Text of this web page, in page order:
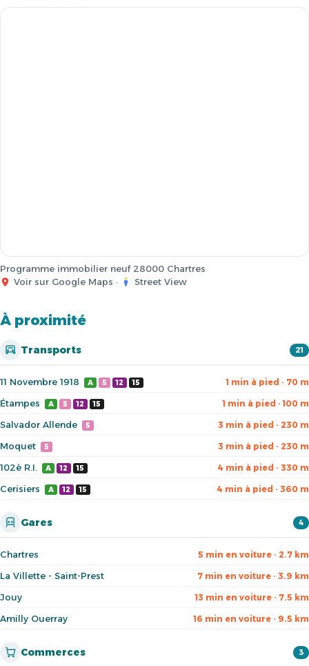
Programme immobilier neuf 28000 Chartres
Voir sur Google Maps · Street View
À proximité
Transports 21
11 Novembre 1918 A 5 12 15 1 min à pied · 70 m
Étampes A 5 12 15 1 min à pied · 100 m
Salvador Allende 5 3 min à pied · 230 m
Moquet 5 3 min à pied · 230 m
102è R.I. A 12 15 4 min à pied · 330 m
Cerisiers A 12 15 4 min à pied · 360 m
Gares 4
Chartres 5 min en voiture · 2.7 km
La Villette - Saint-Prest 7 min en voiture · 3.9 km
Jouy 13 min en voiture · 7.5 km
Amilly Ouerray 16 min en voiture · 9.5 km
Commerces 3